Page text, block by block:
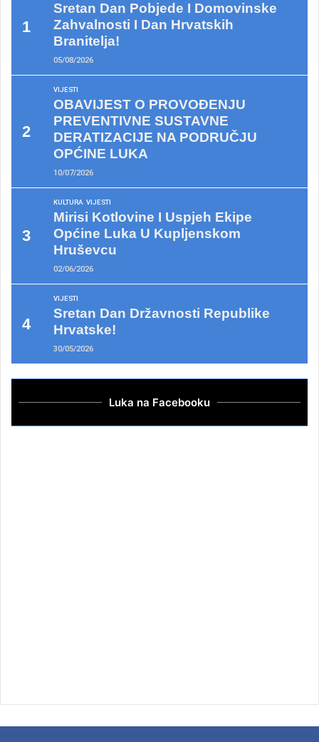
Sretan Dan Pobjede I Domovinske
Zahvalnosti I Dan Hrvatskih
Branitelja!
05/08/2026
VIJESTI
OBAVIJEST O PROVOĐENJU
PREVENTIVNE SUSTAVNE
DERATIZACIJE NA PODRUČJU
OPĆINE LUKA
10/07/2026
KULTURA VIJESTI
Mirisi Kotlovine I Uspjeh Ekipe
Općine Luka U Kupljenskom
Hruševcu
02/06/2026
VIJESTI
Sretan Dan Državnosti Republike
Hrvatske!
30/05/2026
Luka na Facebooku